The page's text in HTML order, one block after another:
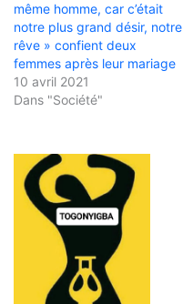
même homme, car c’était
notre plus grand désir, notre
rêve » confient deux
femmes après leur mariage
10 avril 2021
Dans "Société"